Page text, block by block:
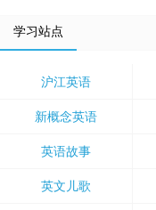
学习站点
沪江英语
新概念英语
英语故事
英文儿歌